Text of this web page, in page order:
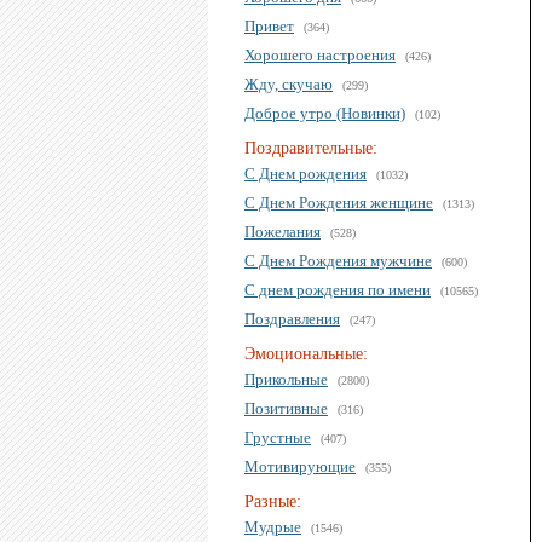
Привет (364)
Хорошего настроения (426)
Жду, скучаю (299)
Доброе утро (Новинки) (102)
Поздравительные:
С Днем рождения
(1032)
С Днем Рождения женщине (1313)
Пожелания (528)
С Днем Рождения мужчине (600)
С днем рождения по имени (10565)
Поздравления (247)
Эмоциональные:
Прикольные
(2800)
Позитивные (316)
Грустные (407)
Мотивирующие (355)
Разные:
Мудрые
(1546)